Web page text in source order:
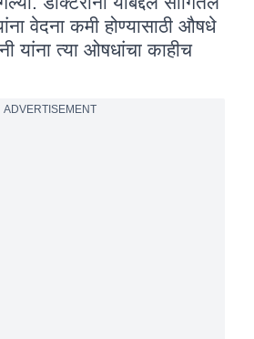
वेदना कमी होण्यासाठी औषधे
यांना त्या ओषधांचा काहीच
ADVERTISEMENT